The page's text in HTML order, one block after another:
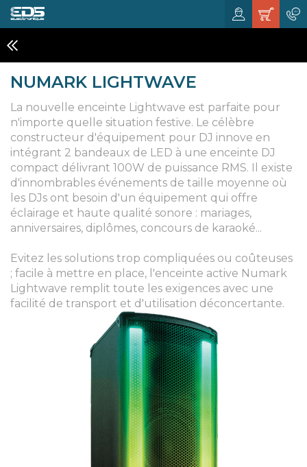
NUMARK LIGHTWAVE
La nouvelle enceinte Lightwave est parfaite pour
n'importe quelle situation festive. Le célèbre
constructeur d'équipement pour DJ innove en
intégrant 2 bandeaux de LED à une enceinte DJ
compact délivrant 100W de puissance RMS. Il existe
d'innombrables événements de taille moyenne où
les DJs ont besoin d'un équipement qui offre
éclairage et haute qualité sonore : mariages,
anniversaires, diplômes, concours de karaoké...
Evitez les solutions trop compliquées ou coûteuses
; facile à mettre en place, l'enceinte active Numark
Lightwave remplit toute les exigences avec une
facilité de transport et d'utilisation déconcertante.